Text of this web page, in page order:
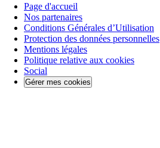
Page d'accueil
Nos partenaires
Conditions Générales d’Utilisation
Protection des données personnelles
Mentions légales
Politique relative aux cookies
Social
Gérer mes cookies